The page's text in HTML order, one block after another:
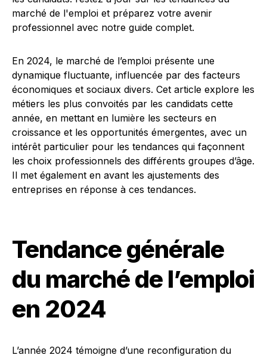
En 2024, le marché de l’emploi présente une
dynamique fluctuante, influencée par des facteurs
économiques et sociaux divers. Cet article explore les
métiers les plus convoités par les candidats cette
année, en mettant en lumière les secteurs en
croissance et les opportunités émergentes, avec un
intérêt particulier pour les tendances qui façonnent
les choix professionnels des différents groupes d’âge.
Il met également en avant les ajustements des
entreprises en réponse à ces tendances.
Tendance générale
du marché de l’emploi
en 2024
L’année 2024 témoigne d’une reconfiguration du